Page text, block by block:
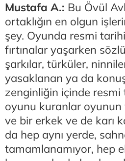
Mustafa A.: Bu Övül
ortaklığın en olgun
şey. Oyunda resmi
fırtınalar yaşarken sözlü
şarkılar, türküler,
yasaklanan ya da
zenginliğin içinde
oyunu kuranlar oyunun
ve bir erkek ve de karı
da hep aynı yerde,
tamamlanamıyor, hep